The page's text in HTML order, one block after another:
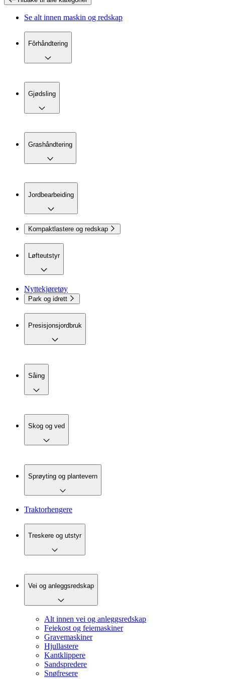
Se alt innen maskin og redskap
Fôrhåndtering
Gjødsling
Grashåndtering
Jordbearbeiding
Kompaktlastere og redskap
Løfteutstyr
Nyttekjøretøy
Park og idrett
Presisjonsjordbruk
Såing
Skog og ved
Sprøyting og plantevern
Traktorhengere
Treskere og utstyr
Vei og anleggsredskap
Alt innen vei og anleggsredskap
Feiekost og feiemaskiner
Gravemaskiner
Hjullastere
Kantklippere
Sandspredere
Snøfresere